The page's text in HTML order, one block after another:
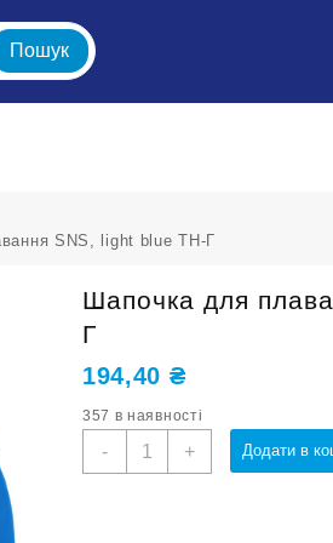
Пошук
SNS, light blue TH-Г
Шапочка для
Г
194,40 ₴
357 в наявності
-
Шапочка+ Додати в